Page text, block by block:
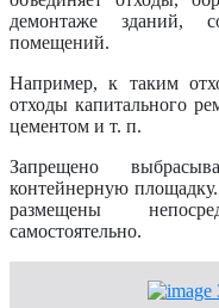
демонтаже зданий,
помещений.
Например, к таким
отходы капитального
цементом и т. п.
Запрещено
контейнерную
размещены
самостоятельно.